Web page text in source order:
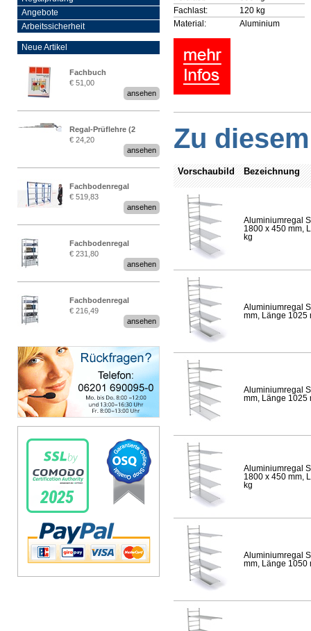
Angebote
Arbeitssicherheit
Neue Artikel
Fachbuch
„Regalprüfung nach DIN
€ 51,00
ansehen
Regal-Prüflehre (2
Stück)
€ 24,20
ansehen
Fachbodenregal
Stecksystem MultiPlus
2,25 Meter breit
€ 519,83
ansehen
Fachbodenregal
Stecksystem MultiPlus
€ 231,80
ansehen
Fachbodenregal
Stecksystem MultiPlus
€ 216,49
ansehen
Fachlast:
120 kg
Material:
Aluminium
Zu
Vorschaubild Bezeichnung
Aluminiumregal
1800 x 450 mm,
kg
Aluminiumregal
mm, Länge 1025
Aluminiumregal
mm, Länge 1025
Aluminiumregal
1800 x 450 mm,
kg
Aluminiumregal
mm, Länge 1050